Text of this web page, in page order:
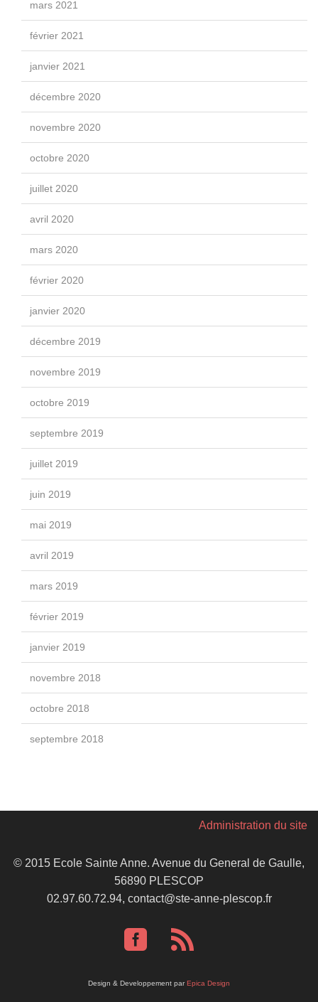
mars 2021
février 2021
janvier 2021
décembre 2020
novembre 2020
octobre 2020
juillet 2020
avril 2020
mars 2020
février 2020
janvier 2020
décembre 2019
novembre 2019
octobre 2019
septembre 2019
juillet 2019
juin 2019
mai 2019
avril 2019
mars 2019
février 2019
janvier 2019
novembre 2018
octobre 2018
septembre 2018
Administration du site
© 2015 Ecole Sainte Anne. Avenue du General de Gaulle,
56890 PLESCOP
02.97.60.72.94, contact@ste-anne-plescop.fr
Design & Developpement parEpica Design